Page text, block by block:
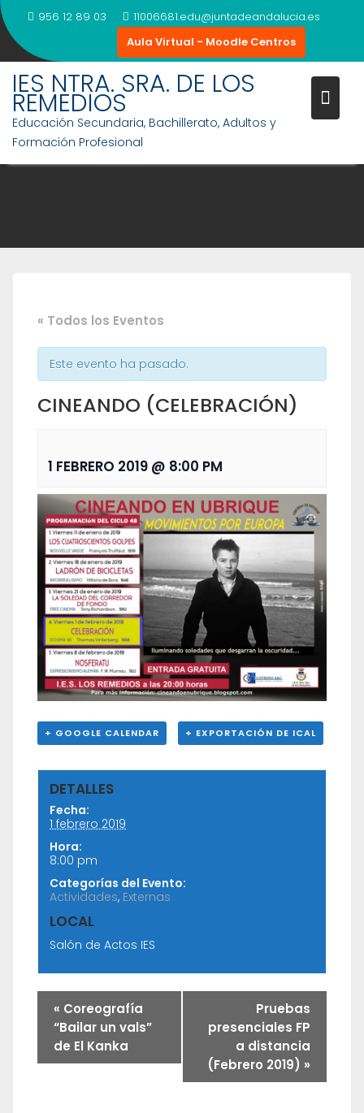
Saltar
al
contenido
956 12 89 03
11006681.edu@juntadeandalucia.es
Aula Virtual - Moodle Centros
IES NTRA. SRA. DE LOS
REMEDIOS
Educación Secundaria, Bachillerato, Adultos y
Formación Profesional
« Todos los Eventos
Este evento ha pasado.
CINEANDO (CELEBRACIÓN)
1 FEBRERO 2019 @ 8:00 PM
+ GOOGLE CALENDAR + EXPORTACIÓN DE ICAL
DETALLES
Fecha:
1 febrero 2019
Hora:
8:00 pm
Categorías del Evento:
Actividades, Externas
LOCAL
Salón de Actos IES
« Coreografía
“Bailar un vals”
de El Kanka
Pruebas
presenciales FP
a distancia
(Febrero 2019) »